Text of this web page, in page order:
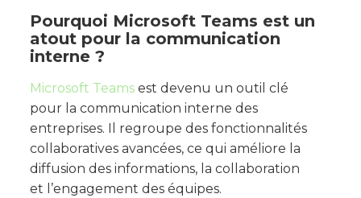
Pourquoi Microsoft Teams est un
atout pour la communication
interne ?
Microsoft Teams est devenu un outil clé
pour la communication interne des
entreprises. Il regroupe des fonctionnalités
collaboratives avancées, ce qui améliore la
diffusion des informations, la collaboration
et l’engagement des équipes.